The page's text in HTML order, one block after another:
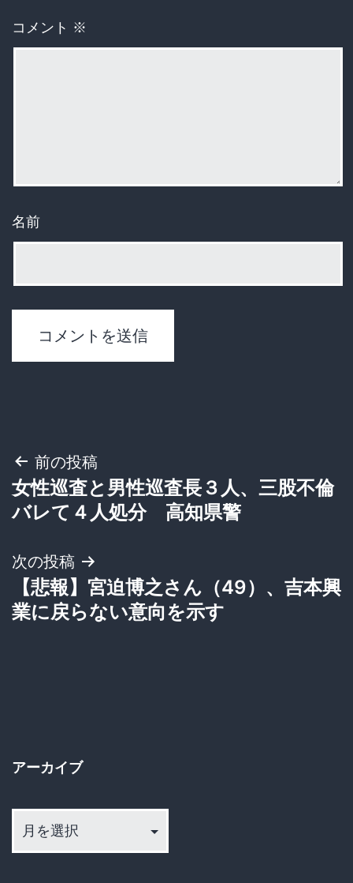
コメント ※
名前
投
稿
ビ
ゲ
ン
前の投稿
女性巡査と男性巡査長３人、三股不倫
バレて４人処分 高知県警
次の投稿
【悲報】宮迫博之さん（49）、吉本興
業に戻らない意向を示す
アーカイブ
カ